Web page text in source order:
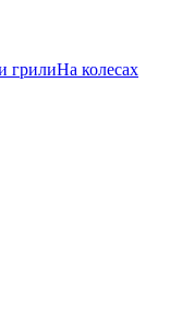
грилиНа колесах